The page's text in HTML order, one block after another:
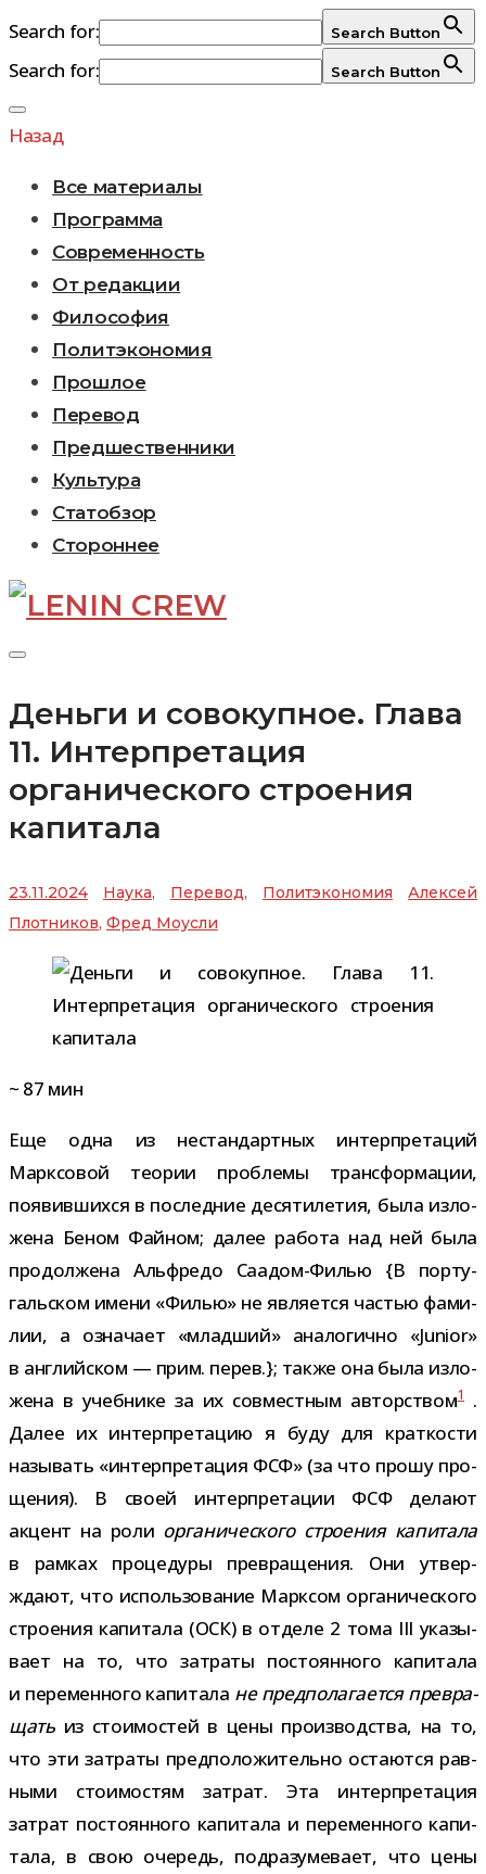
Search for: Search Button
Search for: Search Button
Перейти
к
Назад
Все материалы
Программа
Современность
От редакции
Философия
Политэкономия
Прошлое
Перевод
Предшественники
Культура
Статобзор
Стороннее
Деньги и совокупное. Глава
11. Интерпретация
органического строения
капитала
23.11.2024 Наука, Перевод, Политэкономия
Алексей
Плотников, Фред Моусли
~ 87 мин
Еще одна из нестан­дарт­ных интер­пре­та­ций
Марксовой тео­рии про­блемы транс­фор­ма­ции,
появив­шихся в послед­ние деся­ти­ле­тия, была изло­
жена Беном Файном; далее работа над ней была
про­дол­жена Альфредо Саадом-​Филью {В пор­ту­
галь­ском имени «Филью» не явля­ется частью фами­
лии, а озна­чает «млад­ший» ана­ло­гично «Junior»
в англий­ском — прим. перев.}; также она была изло­
жена в учеб­нике за их сов­мест­ным автор­ством1.
Далее их интер­пре­та­цию я буду для крат­ко­сти
назы­вать «интер­пре­та­ция ФСФ» (за что прошу про­
ще­ния). В своей интер­пре­та­ции ФСФ делают
акцент на роли орга­ни­че­ского стро­е­ния капи­тала
в рам­ках про­це­дуры пре­вра­ще­ния. Они утвер­
ждают, что исполь­зо­ва­ние Марксом орга­ни­че­ского
стро­е­ния капи­тала (ОСК) в отделе 2 тома III ука­зы­
вает на то, что затраты посто­ян­ного капи­тала
и пере­мен­ного капи­тала не пред­по­ла­га­ется пре­вра­
щать из сто­и­мо­стей в цены про­из­вод­ства, на то,
что эти затраты пред­по­ло­жи­тельно оста­ются рав­
ными сто­и­мо­стям затрат. Эта интер­пре­та­ция
затрат посто­ян­ного капи­тала и пере­мен­ного капи­
тала, в свою оче­редь, под­ра­зу­ме­вает, что цены